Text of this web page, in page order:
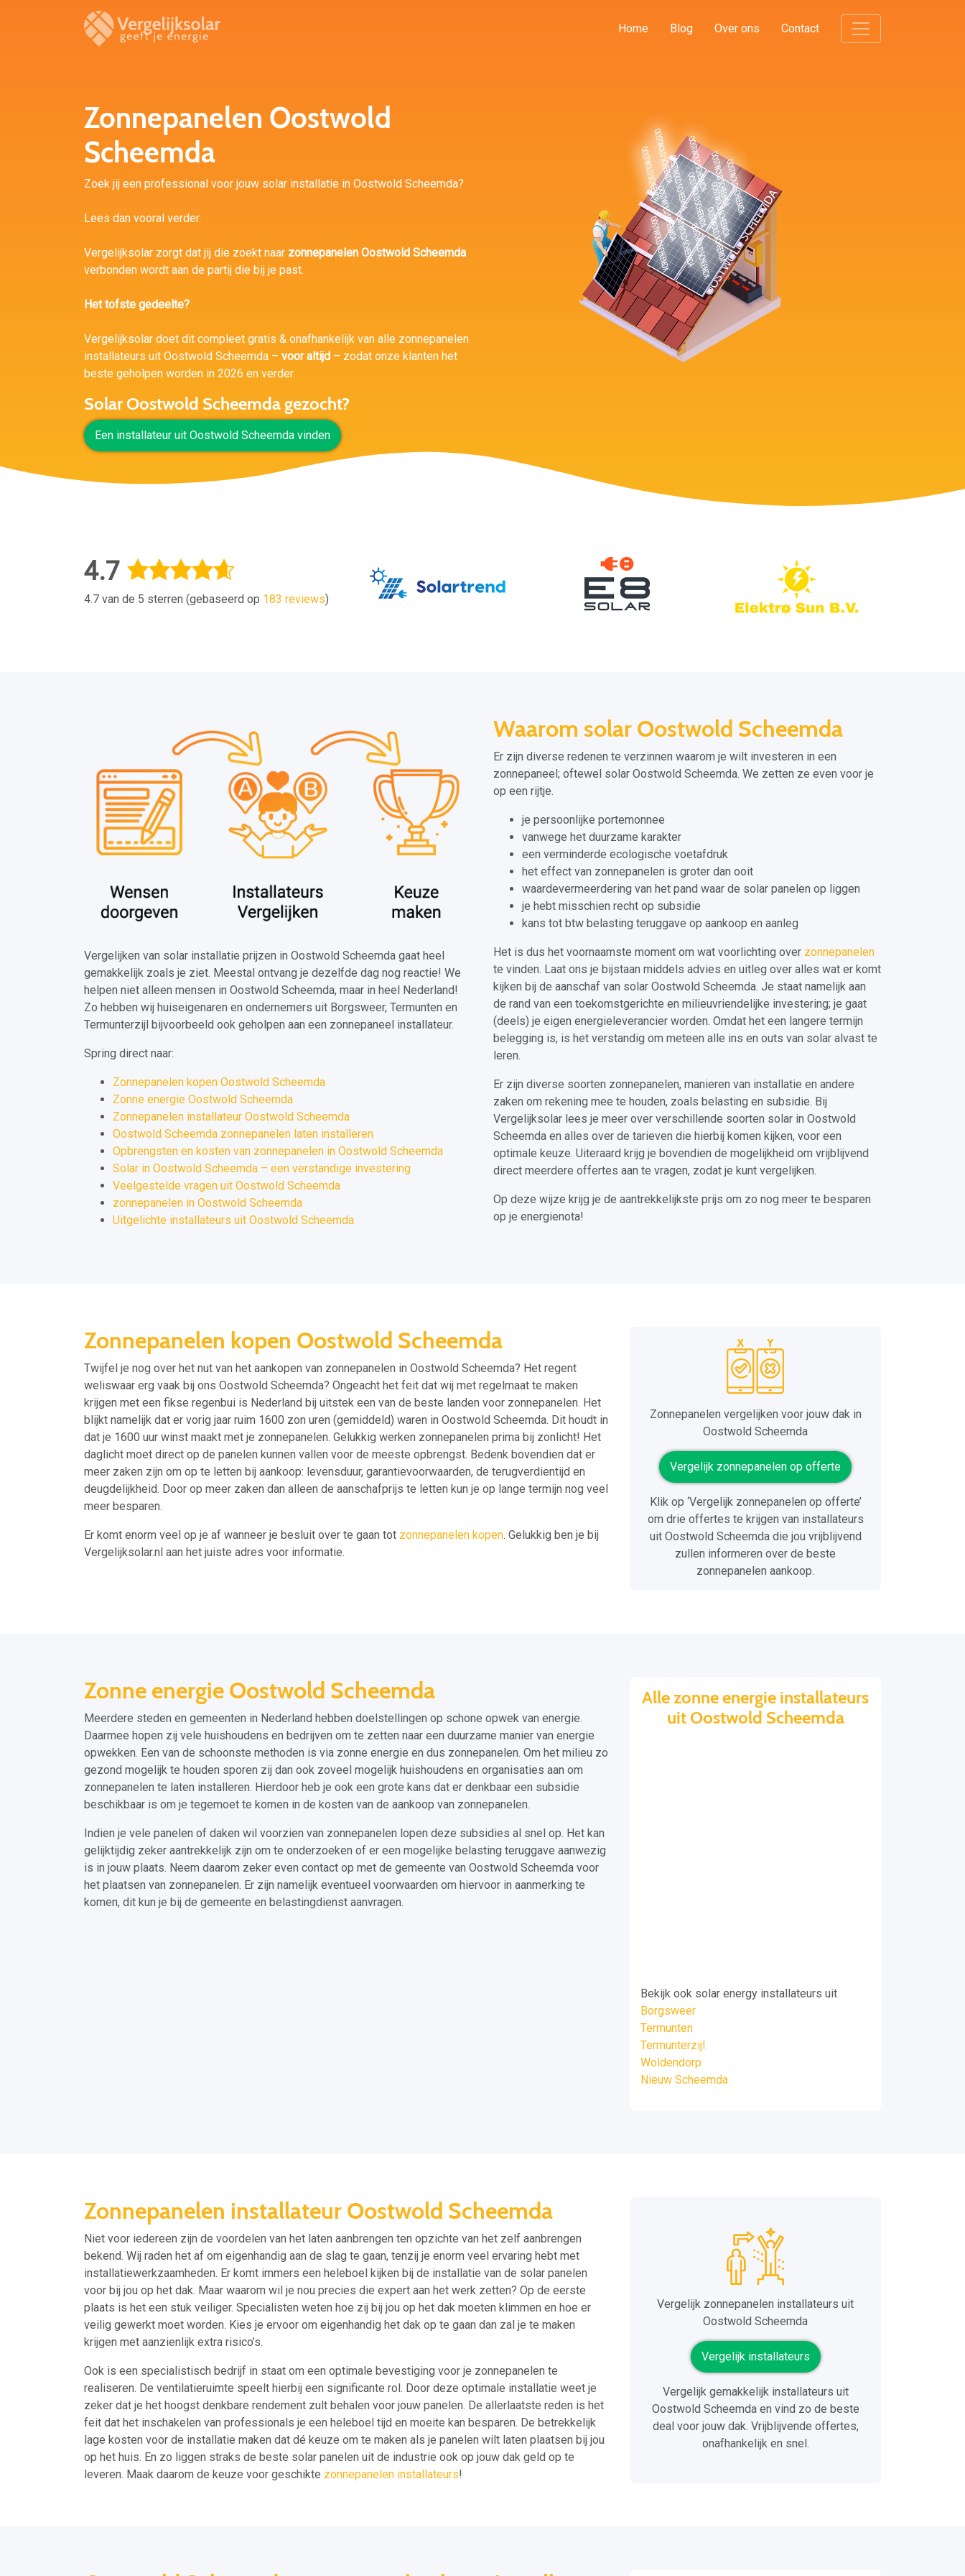
Home Blog Over ons Contact
Zonnepanelen Oostwold
Scheemda
Zoek jij een professional voor jouw solar installatie in Oostwold Scheemda?
Lees dan vooral verder.
Vergelijksolar zorgt dat jij die zoekt naar zonnepanelen Oostwold Scheemda
verbonden wordt aan de partij die bij je past.
Het tofste gedeelte?
Vergelijksolar doet dit compleet gratis & onafhankelijk van alle zonnepanelen
installateurs uit Oostwold Scheemda – voor altijd – zodat onze klanten het
beste geholpen worden in 2026 en verder.
Solar Oostwold Scheemda gezocht?
Een installateur uit Oostwold Scheemda vinden
4.7
4.7 van de 5 sterren (gebaseerd op 183 reviews)
Vergelijken van solar installatie prijzen in Oostwold Scheemda gaat heel
gemakkelijk zoals je ziet. Meestal ontvang je dezelfde dag nog reactie! We
helpen niet alleen mensen in Oostwold Scheemda, maar in heel Nederland!
Zo hebben wij huiseigenaren en ondernemers uit Borgsweer, Termunten en
Termunterzijl bijvoorbeeld ook geholpen aan een zonnepaneel installateur.
Spring direct naar:
Zonnepanelen kopen Oostwold Scheemda
Zonne energie Oostwold Scheemda
Zonnepanelen installateur Oostwold Scheemda
Oostwold Scheemda zonnepanelen laten installeren
Opbrengsten en kosten van zonnepanelen in Oostwold Scheemda
Solar in Oostwold Scheemda – een verstandige investering
Veelgestelde vragen uit Oostwold Scheemda
zonnepanelen in Oostwold Scheemda
Uitgelichte installateurs uit Oostwold Scheemda
Waarom solar Oostwold Scheemda
Er zijn diverse redenen te verzinnen waarom je wilt investeren in een
zonnepaneel; oftewel solar Oostwold Scheemda. We zetten ze even voor je
op een rijtje.
je persoonlijke portemonnee
vanwege het duurzame karakter
een verminderde ecologische voetafdruk
het effect van zonnepanelen is groter dan ooit
waardevermeerdering van het pand waar de solar panelen op liggen
je hebt misschien recht op subsidie
kans tot btw belasting teruggave op aankoop en aanleg
Het is dus het voornaamste moment om wat voorlichting over zonnepanelen
te vinden. Laat ons je bijstaan middels advies en uitleg over alles wat er komt
kijken bij de aanschaf van solar Oostwold Scheemda. Je staat namelijk aan
de rand van een toekomstgerichte en milieuvriendelijke investering; je gaat
(deels) je eigen energieleverancier worden. Omdat het een langere termijn
belegging is, is het verstandig om meteen alle ins en outs van solar alvast te
leren.
Er zijn diverse soorten zonnepanelen, manieren van installatie en andere
zaken om rekening mee te houden, zoals belasting en subsidie. Bij
Vergelijksolar lees je meer over verschillende soorten solar in Oostwold
Scheemda en alles over de tarieven die hierbij komen kijken, voor een
optimale keuze. Uiteraard krijg je bovendien de mogelijkheid om vrijblijvend
direct meerdere offertes aan te vragen, zodat je kunt vergelijken.
Op deze wijze krijg je de aantrekkelijkste prijs om zo nog meer te besparen
op je energienota!
Zonnepanelen kopen Oostwold Scheemda
Twijfel je nog over het nut van het aankopen van zonnepanelen in Oostwold Scheemda? Het regent
weliswaar erg vaak bij ons Oostwold Scheemda? Ongeacht het feit dat wij met regelmaat te maken
krijgen met een fikse regenbui is Nederland bij uitstek een van de beste landen voor zonnepanelen. Het
blijkt namelijk dat er vorig jaar ruim 1600 zon uren (gemiddeld) waren in Oostwold Scheemda. Dit houdt in
dat je 1600 uur winst maakt met je zonnepanelen. Gelukkig werken zonnepanelen prima bij zonlicht! Het
daglicht moet direct op de panelen kunnen vallen voor de meeste opbrengst. Bedenk bovendien dat er
meer zaken zijn om op te letten bij aankoop: levensduur, garantievoorwaarden, de terugverdientijd en
deugdelijkheid. Door op meer zaken dan alleen de aanschafprijs te letten kun je op lange termijn nog veel
meer besparen.
Er komt enorm veel op je af wanneer je besluit over te gaan tot zonnepanelen kopen. Gelukkig ben je bij
Vergelijksolar.nl aan het juiste adres voor informatie.
Zonnepanelen vergelijken voor jouw dak in
Oostwold Scheemda
Vergelijk zonnepanelen op offerte
Klik op ‘Vergelijk zonnepanelen op offerte’
om drie offertes te krijgen van installateurs
uit Oostwold Scheemda die jou vrijblijvend
zullen informeren over de beste
zonnepanelen aankoop.
Zonne energie Oostwold Scheemda
Meerdere steden en gemeenten in Nederland hebben doelstellingen op schone opwek van energie.
Daarmee hopen zij vele huishoudens en bedrijven om te zetten naar een duurzame manier van energie
opwekken. Een van de schoonste methoden is via zonne energie en dus zonnepanelen. Om het milieu zo
gezond mogelijk te houden sporen zij dan ook zoveel mogelijk huishoudens en organisaties aan om
zonnepanelen te laten installeren. Hierdoor heb je ook een grote kans dat er denkbaar een subsidie
beschikbaar is om je tegemoet te komen in de kosten van de aankoop van zonnepanelen.
Indien je vele panelen of daken wil voorzien van zonnepanelen lopen deze subsidies al snel op. Het kan
gelijktijdig zeker aantrekkelijk zijn om te onderzoeken of er een mogelijke belasting teruggave aanwezig
is in jouw plaats. Neem daarom zeker even contact op met de gemeente van Oostwold Scheemda voor
het plaatsen van zonnepanelen. Er zijn namelijk eventueel voorwaarden om hiervoor in aanmerking te
komen, dit kun je bij de gemeente en belastingdienst aanvragen.
Alle zonne energie installateurs
uit Oostwold Scheemda
Bekijk ook solar energy installateurs uit
Borgsweer
Termunten
Termunterzijl
Woldendorp
Nieuw Scheemda
Zonnepanelen installateur Oostwold Scheemda
Niet voor iedereen zijn de voordelen van het laten aanbrengen ten opzichte van het zelf aanbrengen
bekend. Wij raden het af om eigenhandig aan de slag te gaan, tenzij je enorm veel ervaring hebt met
installatiewerkzaamheden. Er komt immers een heleboel kijken bij de installatie van de solar panelen
voor bij jou op het dak. Maar waarom wil je nou precies die expert aan het werk zetten? Op de eerste
plaats is het een stuk veiliger. Specialisten weten hoe zij bij jou op het dak moeten klimmen en hoe er
veilig gewerkt moet worden. Kies je ervoor om eigenhandig het dak op te gaan dan zal je te maken
krijgen met aanzienlijk extra risico’s.
Ook is een specialistisch bedrijf in staat om een optimale bevestiging voor je zonnepanelen te
realiseren. De ventilatieruimte speelt hierbij een significante rol. Door deze optimale installatie weet je
zeker dat je het hoogst denkbare rendement zult behalen voor jouw panelen. De allerlaatste reden is het
feit dat het inschakelen van professionals je een heleboel tijd en moeite kan besparen. De betrekkelijk
lage kosten voor de installatie maken dat dé keuze om te maken als je panelen wilt laten plaatsen bij jou
op het huis. En zo liggen straks de beste solar panelen uit de industrie ook op jouw dak geld op te
leveren. Maak daarom de keuze voor geschikte zonnepanelen installateurs!
Vergelijk zonnepanelen installateurs uit
Oostwold Scheemda
Vergelijk installateurs
Vergelijk gemakkelijk installateurs uit
Oostwold Scheemda en vind zo de beste
deal voor jouw dak. Vrijblijvende offertes,
onafhankelijk en snel.